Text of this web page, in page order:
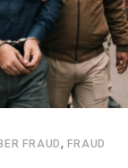
FRAUD,FRAUD